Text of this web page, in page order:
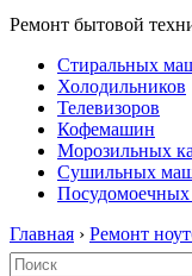
Ремонт бытовой
Стиральных
Холодильников
Телевизоров
Кофемашин
Морозильных
Сушильных
Главная › Ремонт